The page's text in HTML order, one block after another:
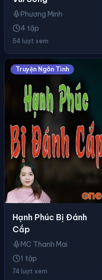
Phương Minh
4 tập
54 lượt xem
Truyện Ngôn Tình
Hạnh Phúc Bị Đánh
Cắp
MC Thanh Mai
1 tập
74 lượt xem